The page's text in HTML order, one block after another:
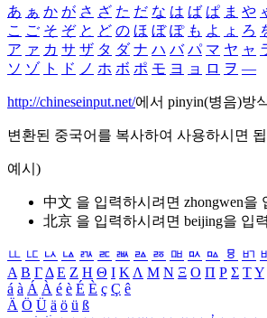
あ ぁ か が さ ざ た だ な は ば ぱ ま や
こ ご そ ぞ と ど の ほ ぼ ぽ も よ ょ ろ
ア ァ カ サ ザ タ ダ ナ ハ バ パ マ ヤ ャ
ソ ゾ ト ド ノ ホ ボ ポ モ ヨ ョ ロ ヲ ―
http://chineseinput.net/에서 pinyin(병음)방
변환된 중국어를 복사하여 사용하시면
예시)
中文 을 입력하시려면 zhongwen을
北京 을 입력하시려면 beijing을 입
ㅥ ㅦ ㅧ ㅨ ㅩ ㅪ ㅫ ㅬ ㅭ ㅮ ㅯ ㅰ ㅱ ㅲ
Α Β ΓΔ Ε Ζ Η Θ Ι ΚΛ Μ Ν Ξ Ο Π Ρ Σ ΤΥ
á à Á À é è É È ç Ç ê
Ä Ö Ü ä ö ü ß